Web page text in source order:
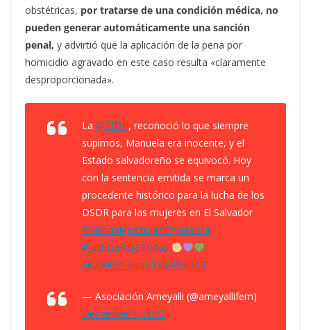
obstétricas, por tratarse de una condición médica, no
pueden generar automáticamente una sanción
penal, y advirtió que la aplicación de la pena por
homicidio agravado en este caso resulta «claramente
desproporcionada».
La @CIDH, reconoció lo que siempre
supimos, Manuela era inocente, y el
Estado salvadoreño se equivocó. Hoy
con la sentencia emitida se marca un
procedente histórico para la lucha de los
DSDR para las mujeres en El Salvador
#ManuelaJusticiaYEsperanza
#JusticiaParaTodas
pic.twitter.com/1zRp8Nla6R
— Asociación Ameyalli (@ameyallifem)
December 1, 2021